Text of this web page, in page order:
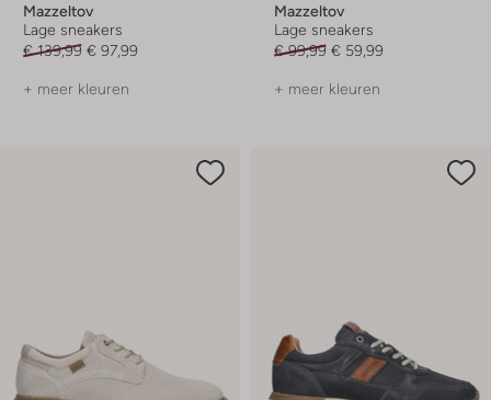
Mazzeltov
Lage sneakers
€ 139,99 € 97,99
+ meer kleuren
Mazzeltov
Lage sneakers
€ 99,99 € 59,99
+ meer kleuren